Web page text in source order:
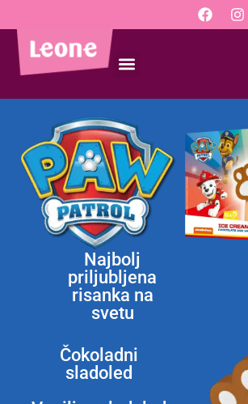
Najbolj
priljubljena
risanka na
svetu
Čokoladni
sladoled